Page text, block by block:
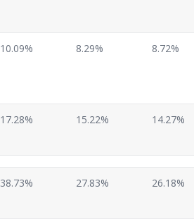
10.09% 8.29% 8.72%
17.28% 15.22% 14.27%
38.73% 27.83% 26.18%